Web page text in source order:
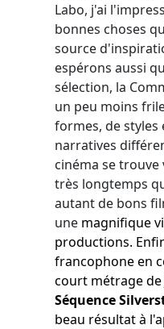
Labo, j'ai
bonnes choses
source
espérons aussi
sélection, la
un peu moins
formes, de styles
narratives
cinéma se trouve
très longtemps
autant de bons
une magnifique
productions.
francophone en
court métrage de
Séquence
beau résultat à